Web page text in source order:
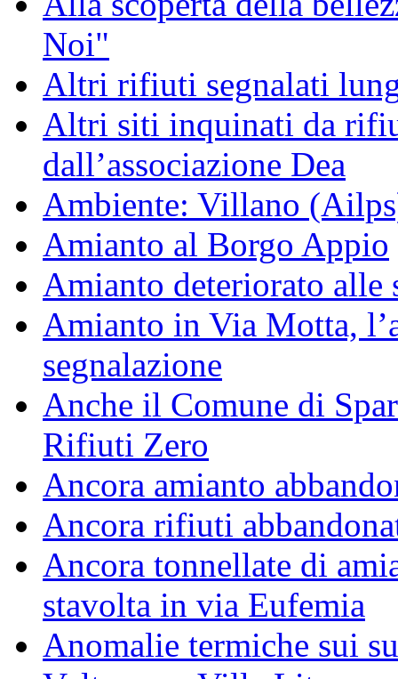
Noi"
Altri rifiuti segnalati
Altri siti inquinati da
dall’associazione Dea
Ambiente: Villano
Amianto al Borgo Appio
Amianto deteriorato alle
Amianto in Via Motta,
segnalazione
Anche il Comune di
Rifiuti Zero
Ancora amianto
Ancora rifiuti
Ancora tonnellate di
stavolta in via Eufemia
Anomalie termiche sui